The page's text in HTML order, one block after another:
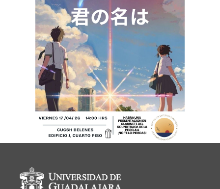
Información del portal